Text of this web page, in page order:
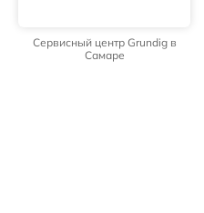
Сервисный центр Grundig в
Самаре